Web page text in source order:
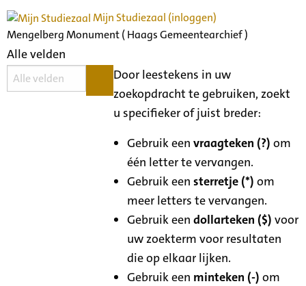
Mijn Studiezaal (inloggen)
Mengelberg Monument ( Haags Gemeentearchief )
Alle velden
Door leestekens in uw
zoekopdracht te gebruiken, zoekt
u specifieker of juist breder:
Gebruik eenvraagteken (?) om
één letter te vervangen.
Gebruik eensterretje (*) om
meer letters te vervangen.
Gebruik eendollarteken ($) voor
uw zoekterm voor resultaten
die op elkaar lijken.
Gebruik een minteken (-) om